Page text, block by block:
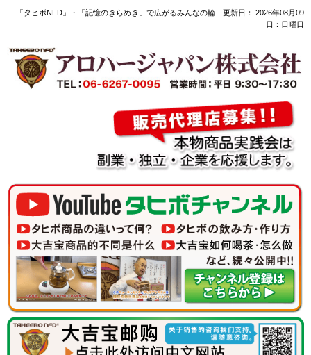
「タヒボNFD」・「記憶のきらめき」で広がるみんなの輪 更新日： 2026年08月09
日：日曜日